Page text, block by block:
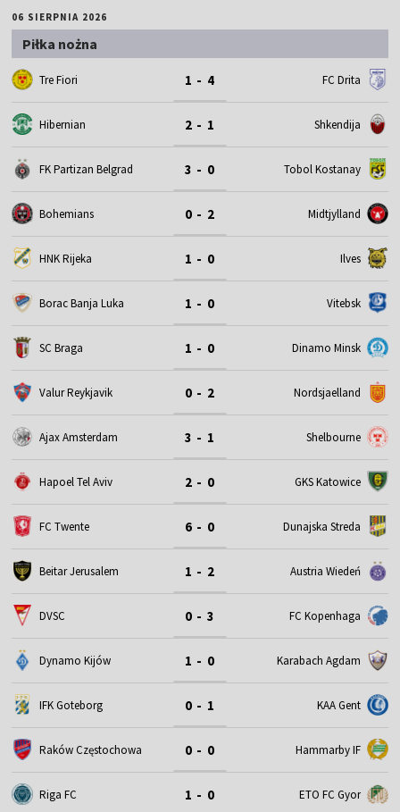
06 SIERPNIA 2026
Piłka nożna
Tre Fiori 1 - 4 FC Drita
Hibernian 2 - 1 Shkendija
FK Partizan Belgrad 3 - 0 Tobol Kostanay
Bohemians 0 - 2 Midtjylland
HNK Rijeka 1 - 0 Ilves
Borac Banja Luka 1 - 0 Vitebsk
SC Braga 1 - 0 Dinamo Minsk
Valur Reykjavik 0 - 2 Nordsjaelland
Ajax Amsterdam 3 - 1 Shelbourne
Hapoel Tel Aviv 2 - 0 GKS Katowice
FC Twente 6 - 0 Dunajska Streda
Beitar Jerusalem 1 - 2 Austria Wiedeń
DVSC 0 - 3 FC Kopenhaga
Dynamo Kijów 1 - 0 Karabach Agdam
IFK Goteborg 0 - 1 KAA Gent
Raków Częstochowa 0 - 0 Hammarby IF
Riga FC 1 - 0 ETO FC Gyor